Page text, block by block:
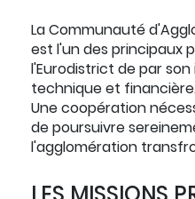
La Communauté
est l'un des principaux
l'Eurodistrict de par
technique et
Une coopération
de poursuivre
l'agglomération